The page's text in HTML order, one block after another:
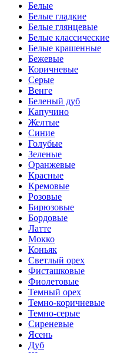
Белые
Белые гладкие
Белые глянцевые
Белые классические
Белые крашенные
Бежевые
Коричневые
Серые
Венге
Беленый дуб
Капучино
Желтые
Синие
Голубые
Зеленые
Оранжевые
Красные
Кремовые
Розовые
Бирюзовые
Бордовые
Латте
Мокко
Коньяк
Светлый орех
Фисташковые
Фиолетовые
Темный орех
Темно-коричневые
Темно-серые
Сиреневые
Ясень
Дуб